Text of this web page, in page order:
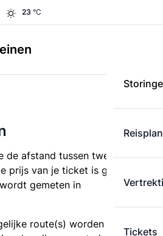
23 °C
Tickets
de afstand tussen twee
prijs van je ticket is gebaseerd
gemeten in
route(s) worden